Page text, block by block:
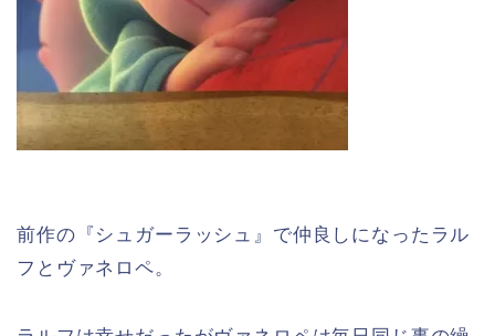
前作の『シュガーラッシュ』で仲良しになったラル
フとヴァネロペ。